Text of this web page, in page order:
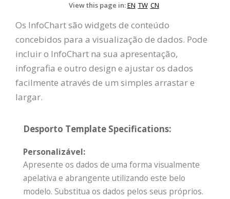
View this page in:EN TW CN
Os InfoChart são widgets de conteúdo
concebidos para a visualização de dados. Pode
incluir o InfoChart na sua apresentação,
infografia e outro design e ajustar os dados
facilmente através de um simples arrastar e
largar.
Desporto Template Specifications:
Personalizável:
Apresente os dados de uma forma visualmente
apelativa e abrangente utilizando este belo
modelo. Substitua os dados pelos seus próprios.